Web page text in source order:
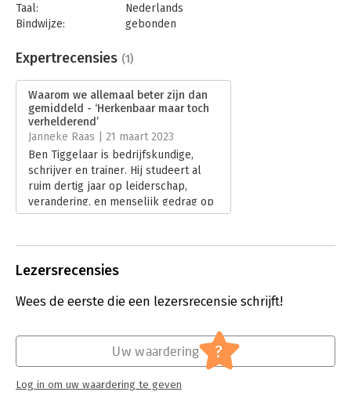
Taal:
Nederlands
Bindwijze:
gebonden
Uitgever:
Tyler Roland Press
Verschijningsdatum:
5-1-2023
Hoofdrubriek:
Expertrecensies (1)
Waarom we allemaal beter zijn dan
gemiddeld - ‘Herkenbaar maar toch
verhelderend’
Janneke Raas | 21 maart 2023
Ben Tiggelaar is bedrijfskundige,
schrijver en trainer. Hij studeert al
ruim dertig jaar op leiderschap,
verandering, en menselijk gedrag op
het werk. Ik luister met veel plezier
Podcast’ van BNR), dus was zeer
benieuwd naar ‘Waarom we allemaal
Lees verder
Lezersrecensies
Wees de eerste die een lezersrecensie schrijft!
Uw waardering ?
Log in om uw waardering te geven